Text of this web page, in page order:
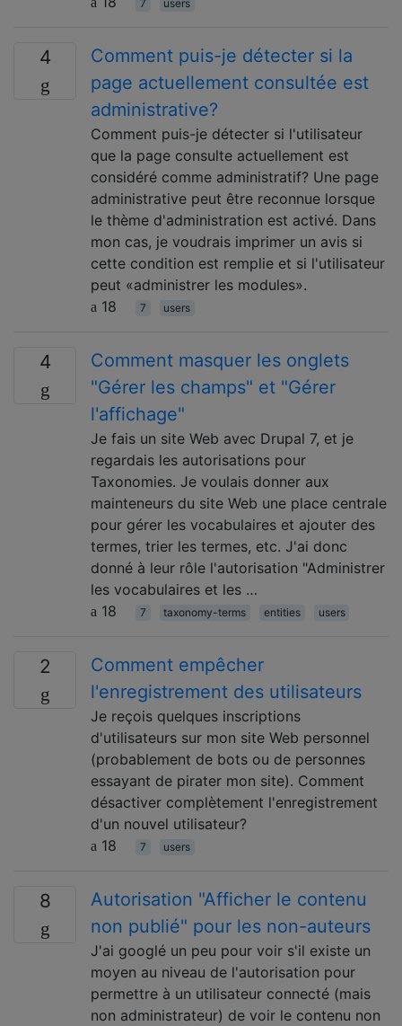
7 users
4
Comment puis-je détecter si la
page actuellement consultée est
administrative?
Comment puis-je détecter si l'utilisateur
que la page consulte actuellement est
considéré comme administratif? Une page
administrative peut être reconnue lorsque
le thème d'administration est activé. Dans
mon cas, je voudrais imprimer un avis si
cette condition est remplie et si l'utilisateur
peut «administrer les modules».
18
7 users
4
Comment masquer les onglets
"Gérer les champs" et "Gérer
l'affichage"
Je fais un site Web avec Drupal 7, et je
regardais les autorisations pour
Taxonomies. Je voulais donner aux
mainteneurs du site Web une place centrale
pour gérer les vocabulaires et ajouter des
termes, trier les termes, etc. J'ai donc
donné à leur rôle l'autorisation "Administrer
les vocabulaires et les …
18
7 taxonomy-terms entities users
2
Comment empêcher
l'enregistrement des utilisateurs
Je reçois quelques inscriptions
d'utilisateurs sur mon site Web personnel
(probablement de bots ou de personnes
essayant de pirater mon site). Comment
désactiver complètement l'enregistrement
d'un nouvel utilisateur?
18
7 users
8
Autorisation "Afficher le contenu
non publié" pour les non-auteurs
J'ai googlé un peu pour voir s'il existe un
moyen au niveau de l'autorisation pour
permettre à un utilisateur connecté (mais
non administrateur) de voir le contenu non